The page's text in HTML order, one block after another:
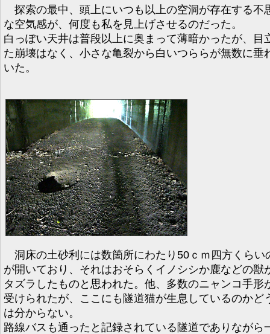
探索の最中、頭上にいつも以上の空洞が存在する不
な空気感が、何度も私を見上げさせるのだった。
白っぽい天井は普段以上に奥まって薄暗かったが、目
た崩壊はなく、小さな亀裂から白いつららが無数に垂
いた。
洞床の土砂利には数箇所にわたり50ｃｍ四方くらい
が開いており、それはおそらくイノシシか鹿などの獣
タズラしたものと思われた。他、多数のニャンコ手形
受けられたが、ここにも隧道猫が生息しているのかど
は分からない。
路線バスも通ったと記録されている隧道でありながら